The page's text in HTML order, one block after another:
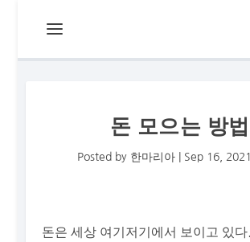
돈 모으는 방법
Posted by 한마리아| Sep 16, 2021
돈은 세상 여기저기에서 보이고 있다.